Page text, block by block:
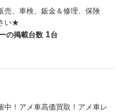
売、車検、鈑金＆修理、保険
い★
の掲載台数 1台
中！アメ車高価買取！アメ車レ